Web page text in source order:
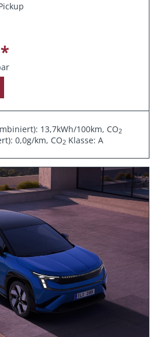
13,7kWh/100km, CO2
0,0g/km, CO2 Klasse: A